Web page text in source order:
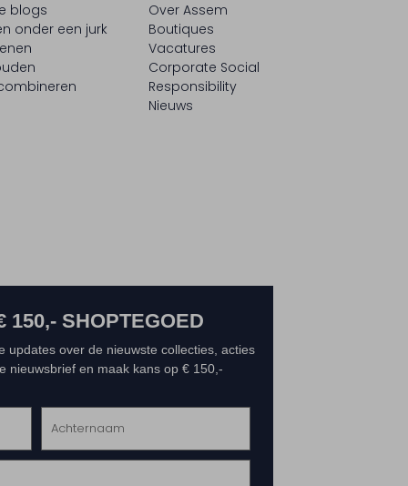
blogs
onder een jurk
Over Assem
Boutiques
Vacatures
Corporate Social
Responsibility
Nieuws
150,- SHOPTEGOED
updates over de nieuwste collecties, acties
nieuwsbrief en maak kans op € 150,-